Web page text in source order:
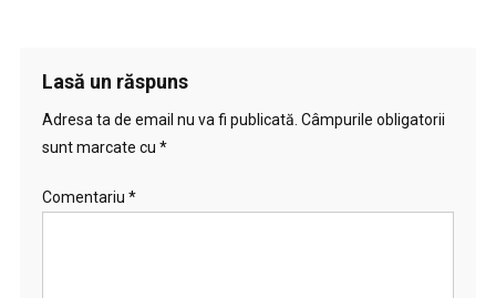
Lasă un răspuns
Adresa ta de email nu va fi publicată. Câmpurile obligatorii
sunt marcate cu *
Comentariu *